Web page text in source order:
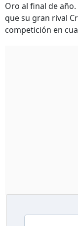
Oro al final de
que su gran rival
competición en